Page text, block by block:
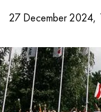
27 December 2024,